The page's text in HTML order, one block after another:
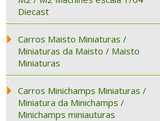
Diecast
Carros Maisto Miniaturas /
Miniaturas da Maisto / Maisto
Miniaturas
Carros Minichamps Miniaturas /
Miniatura da Minichamps /
Minichamps miniauturas